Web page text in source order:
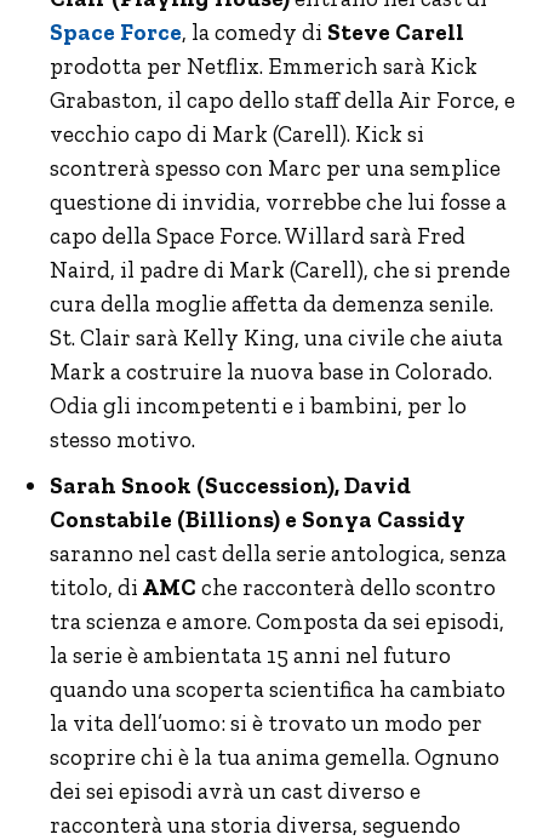
Space Force, la comedy di Steve Carell
prodotta per Netflix. Emmerich sarà Kick
Grabaston, il capo dello staff della Air Force, e
vecchio capo di Mark (Carell). Kick si
scontrerà spesso con Marc per una semplice
questione di invidia, vorrebbe che lui fosse a
capo della Space Force. Willard sarà Fred
Naird, il padre di Mark (Carell), che si prende
cura della moglie affetta da demenza senile.
St. Clair sarà Kelly King, una civile che aiuta
Mark a costruire la nuova base in Colorado.
Odia gli incompetenti e i bambini, per lo
stesso motivo.
Sarah Snook (Succession), David
Constabile (Billions) e Sonya Cassidy
saranno nel cast della serie antologica, senza
titolo, di AMC che racconterà dello scontro
tra scienza e amore. Composta da sei episodi,
la serie è ambientata 15 anni nel futuro
quando una scoperta scientifica ha cambiato
la vita dell’uomo: si è trovato un modo per
scoprire chi è la tua anima gemella. Ognuno
dei sei episodi avrà un cast diverso e
racconterà una storia diversa, seguendo